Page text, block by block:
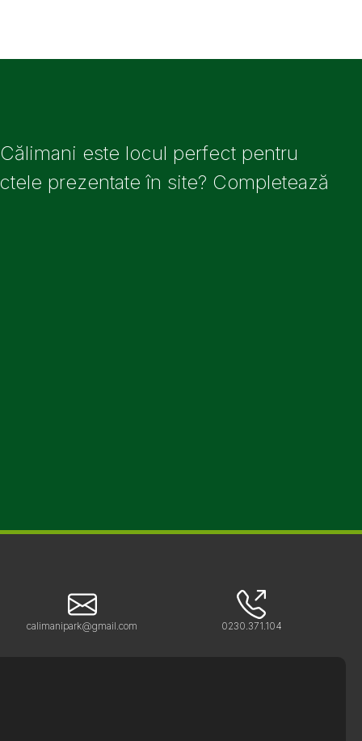
este locul perfect pentru
prezentate în site? Completează
calimanipark@gmail.com 0230.371.104